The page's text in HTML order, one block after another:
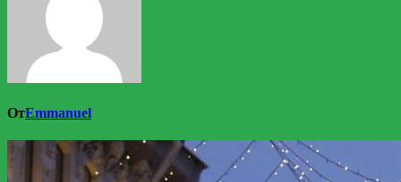
ОтEmmanuel